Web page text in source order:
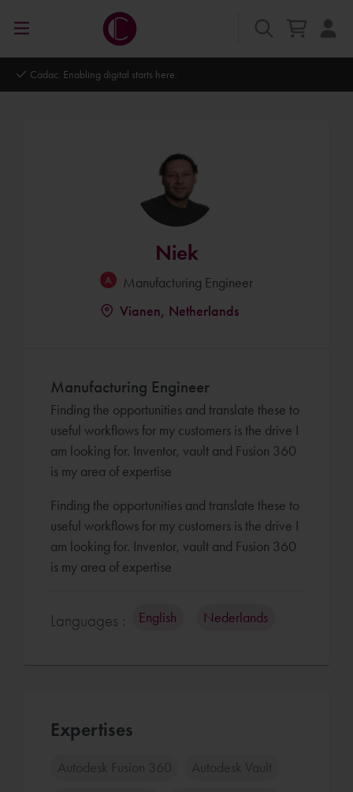
digital starts here.
Niek
Manufacturing Engineer
Vianen, Netherlands
Manufacturing Engineer
Finding the opportunities and translate these to
useful workflows for my customers is the drive I
am looking for. Inventor, vault and Fusion 360
is my area of expertise
Finding the opportunities and translate these to
useful workflows for my customers is the drive I
am looking for. Inventor, vault and Fusion 360
is my area of expertise
Languages : English Nederlands
Expertises
Autodesk Fusion 360 Autodesk Vault